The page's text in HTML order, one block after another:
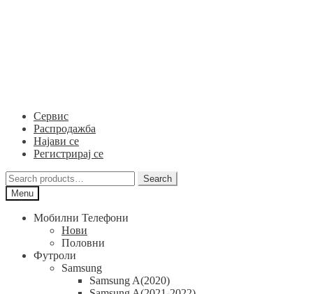
Сервис
Распродажба
Најави се
Регистрирај се
Search
for:
Search
Menu
Мобилни Телефони
Нови
Половни
Футроли
Samsung
Samsung A(2020)